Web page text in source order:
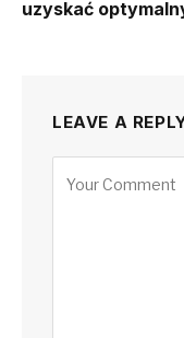
uzyskać
LEAVE A